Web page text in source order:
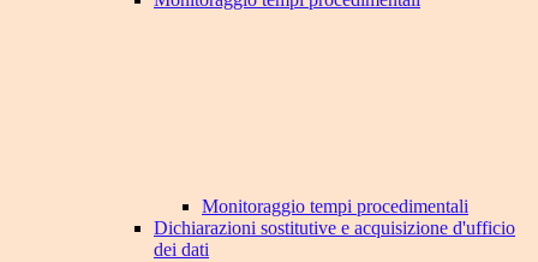
Monitoraggio tempi procedimentali
Dichiarazioni sostitutive e acquisizione d'ufficio
dei dati